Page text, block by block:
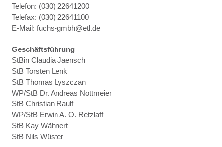
Telefon: (030) 22641200
Telefax: (030) 22641100
E-Mail: fuchs-gmbh@etl.de
Geschäftsführung
StBin Claudia Jaensch
StB Torsten Lenk
StB Thomas Lyszczan
WP/StB Dr. Andreas Nottmeier
StB Christian Raulf
WP/StB Erwin A. O. Retzlaff
StB Kay Wähnert
StB Nils Wüster